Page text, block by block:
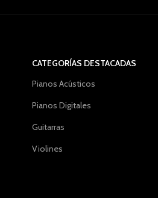
CATEGORÍAS DESTACADAS
Pianos Acústicos
Pianos Digitales
Guitarras
Violines